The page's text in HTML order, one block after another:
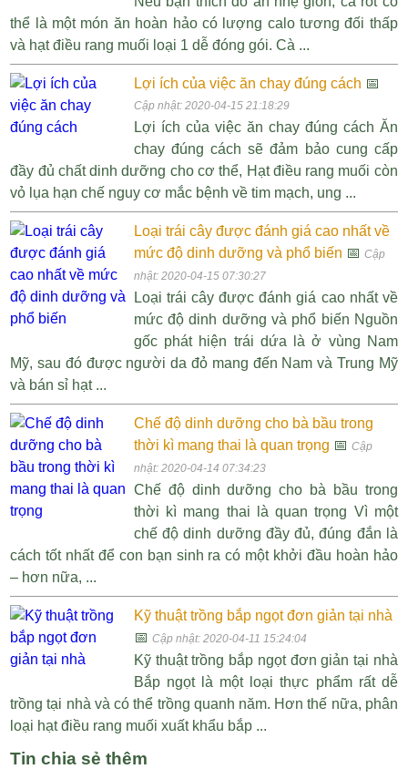
thể là một món ăn hoàn hảo có lượng calo tương đối thấp
và hạt điều rang muối loại 1 dễ đóng gói. Cà ...
Lợi ích của việc ăn chay đúng cách 📅
Cập nhật: 2020-04-15 21:18:29
Lợi ích của việc ăn chay đúng cách Ăn
chay đúng cách sẽ đảm bảo cung cấp
đầy đủ chất dinh dưỡng cho cơ thể, Hạt điều rang muối còn
vỏ lụa hạn chế nguy cơ mắc bệnh về tim mạch, ung ...
Loại trái cây được đánh giá cao nhất về
mức độ dinh dưỡng và phổ biến 📅 Cập
nhật: 2020-04-15 07:30:27
Loại trái cây được đánh giá cao nhất về
mức độ dinh dưỡng và phổ biến Nguồn
gốc phát hiện trái dứa là ở vùng Nam
Mỹ, sau đó được người da đỏ mang đến Nam và Trung Mỹ
và bán sỉ hạt ...
Chế độ dinh dưỡng cho bà bầu trong
thời kì mang thai là quan trọng 📅 Cập
nhật: 2020-04-14 07:34:23
Chế độ dinh dưỡng cho bà bầu trong
thời kì mang thai là quan trọng Vì một
chế độ dinh dưỡng đầy đủ, đúng đắn là
cách tốt nhất để con bạn sinh ra có một khởi đầu hoàn hảo
– hơn nữa, ...
Kỹ thuật trồng bắp ngọt đơn giản tại nhà
📅 Cập nhật: 2020-04-11 15:24:04
Kỹ thuật trồng bắp ngọt đơn giản tại nhà
Bắp ngọt là một loại thực phẩm rất dễ
trồng tại nhà và có thể trồng quanh năm. Hơn thế nữa, phân
loại hạt điều rang muối xuất khẩu bắp ...
Tin chia sẻ thêm